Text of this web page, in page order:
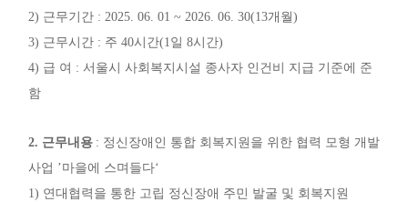
2) 근무기간 : 2025. 06. 01 ~ 2026. 06. 30(13개월)
3) 근무시간 : 주 40시간(1일 8시간)
4) 급 여 : 서울시 사회복지시설 종사자 인건비 지급 기준에 준
함
2. 근무내용 : 정신장애인 통합 회복지원을 위한 협력 모형 개발
사업 ’마을에 스며들다‘
1) 연대협력을 통한 고립 정신장애 주민 발굴 및 회복지원